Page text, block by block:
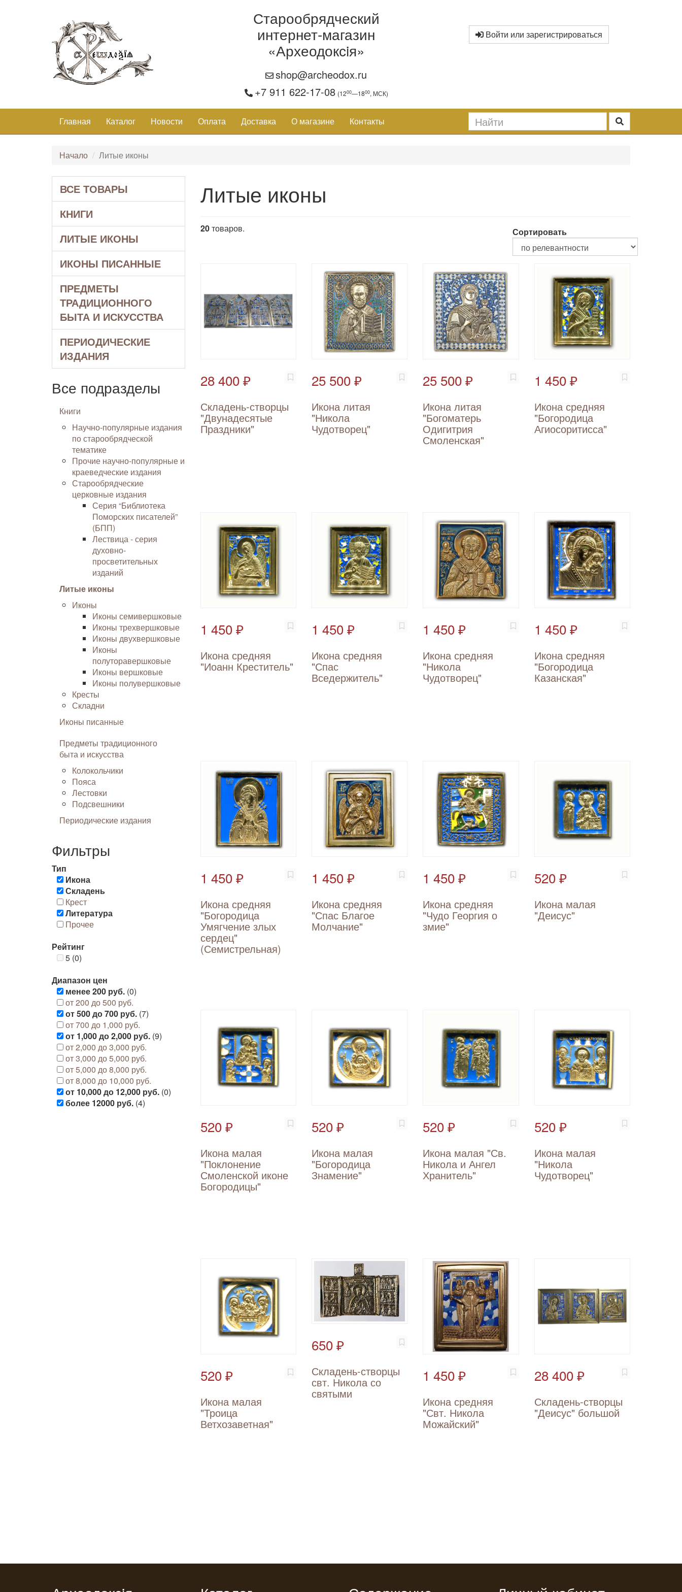
Старообрядческий
интернет-магазин
«Археодоксiя»
shop@archeodox.ru
+7 911 622-17-08 (1200—1800, МСК)
Войти или зарегистрироваться
Главная Каталог Новости Оплата Доставка О магазине Контакты
Начало Литые иконы
ВСЕ ТОВАРЫ
КНИГИ
ЛИТЫЕ ИКОНЫ
ИКОНЫ ПИСАННЫЕ
ПРЕДМЕТЫ
ТРАДИЦИОННОГО
БЫТА И ИСКУССТВА
ПЕРИОДИЧЕСКИЕ
ИЗДАНИЯ
Все подразделы
Книги
Научно-популярные издания
по старообрядческой
тематике
Прочие научно-популярные и
краеведческие издания
Старообрядческие
церковные издания
Серия “Библиотека
Поморских писателей”
(БПП)
Лествица - серия
духовно-
просветительных
изданий
Литые иконы
Иконы
Иконы семивершковые
Иконы трехвершковые
Иконы двухвершковые
Иконы
полуторавершковые
Иконы вершковые
Иконы полувершковые
Кресты
Складни
Иконы писанные
Предметы традиционного
быта и искусства
Колокольчики
Пояса
Лестовки
Подсвешники
Периодические издания
Фильтры
Тип
Икона
Складень
Крест
Литература
Прочее
Рейтинг
5 (0)
Диапазон цен
менее 200 руб. (0)
от 200 до 500 руб.
от 500 до 700 руб. (7)
от 700 до 1,000 руб.
от 1,000 до 2,000 руб. (9)
от 2,000 до 3,000 руб.
от 3,000 до 5,000 руб.
от 5,000 до 8,000 руб.
от 8,000 до 10,000 руб.
от 10,000 до 12,000 руб. (0)
более 12000 руб. (4)
Литые иконы
20товаров. Сортировать
28 400 ₽
Складень-створцы
"Двунадесятые
Праздники"
25 500 ₽
Икона литая
"Никола
Чудотворец"
25 500 ₽
Икона литая
"Богоматерь
Одигитрия
Смоленская"
1 450 ₽
Икона средняя
"Богородица
Агиосоритисса"
1 450 ₽
Икона средняя
"Иоанн Креститель"
1 450 ₽
Икона средняя
"Спас
Вседержитель"
1 450 ₽
Икона средняя
"Никола
Чудотворец"
1 450 ₽
Икона средняя
"Богородица
Казанская"
1 450 ₽
Икона средняя
"Богородица
Умягчение злых
сердец"
(Семистрельная)
1 450 ₽
Икона средняя
"Спас Благое
Молчание"
1 450 ₽
Икона средняя
"Чудо Георгия о
змие"
520 ₽
Икона малая
"Деисус"
520 ₽
Икона малая
"Поклонение
Смоленской иконе
Богородицы"
520 ₽
Икона малая
"Богородица
Знамение"
520 ₽
Икона малая "Св.
Никола и Ангел
Хранитель"
520 ₽
Икона малая
"Никола
Чудотворец"
520 ₽
Икона малая
"Троица
Ветхозаветная"
650 ₽
Складень-створцы
свт. Никола со
святыми
1 450 ₽
Икона средняя
"Свт. Никола
Можайский"
28 400 ₽
Складень-створцы
"Деисус" большой